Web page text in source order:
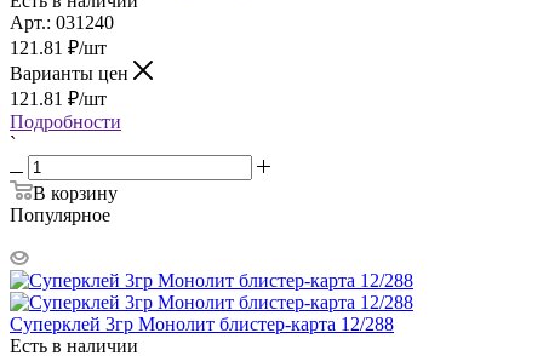
Арт.: 031240
121.81 ₽/шт
Варианты цен
121.81 ₽/шт
Подробности
`
В корзину
Популярное
Суперклей 3гр Монолит блистер-карта 12/288
Есть в наличии